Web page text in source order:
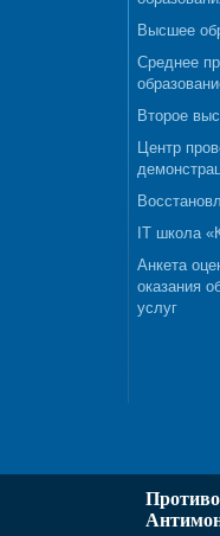
Высшее
Среднее
Второе
Центр
IT школа
Анкета
оказания
услуг